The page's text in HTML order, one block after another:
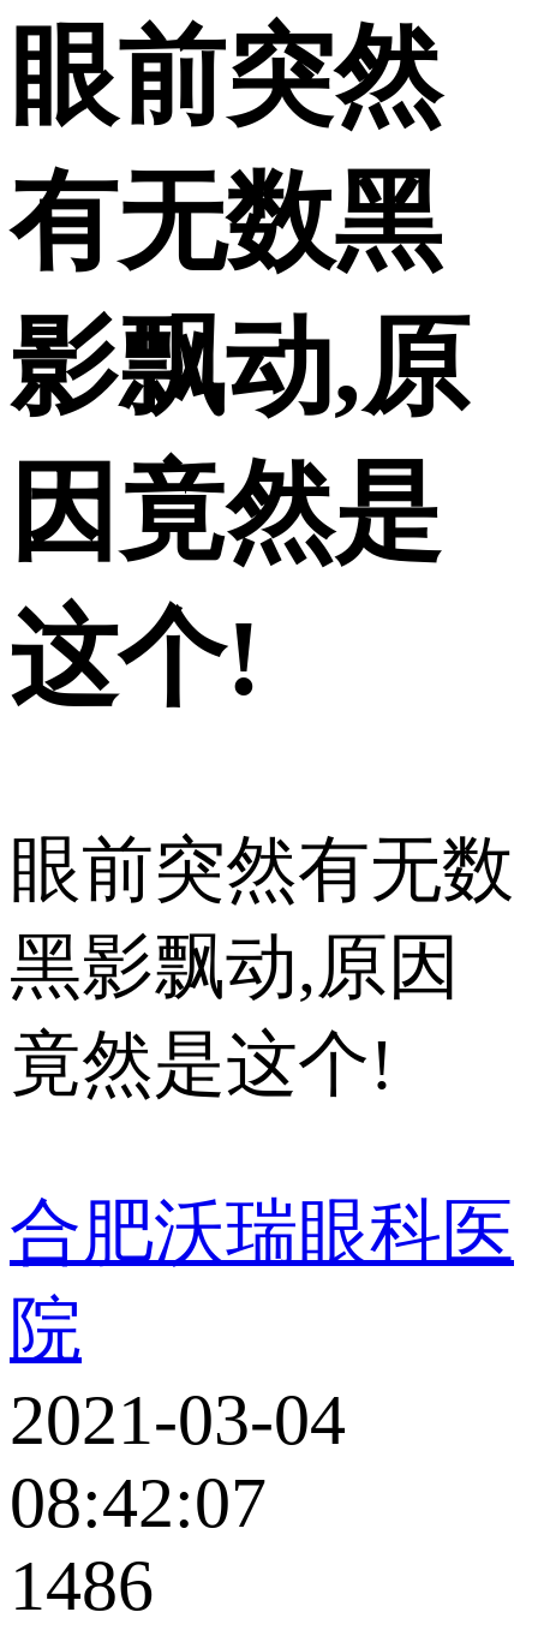
眼前突然
有无数黑
影飘动,原
因竟然是
这个!
眼前突然有无数
黑影飘动,原因
竟然是这个!
合肥沃瑞眼科医
院
2021-03-04
08:42:07
1486